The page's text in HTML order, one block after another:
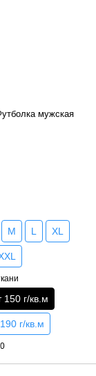
мужская
M L XL
150 г/кв.м
г/кв.м